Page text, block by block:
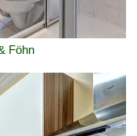
Föhn